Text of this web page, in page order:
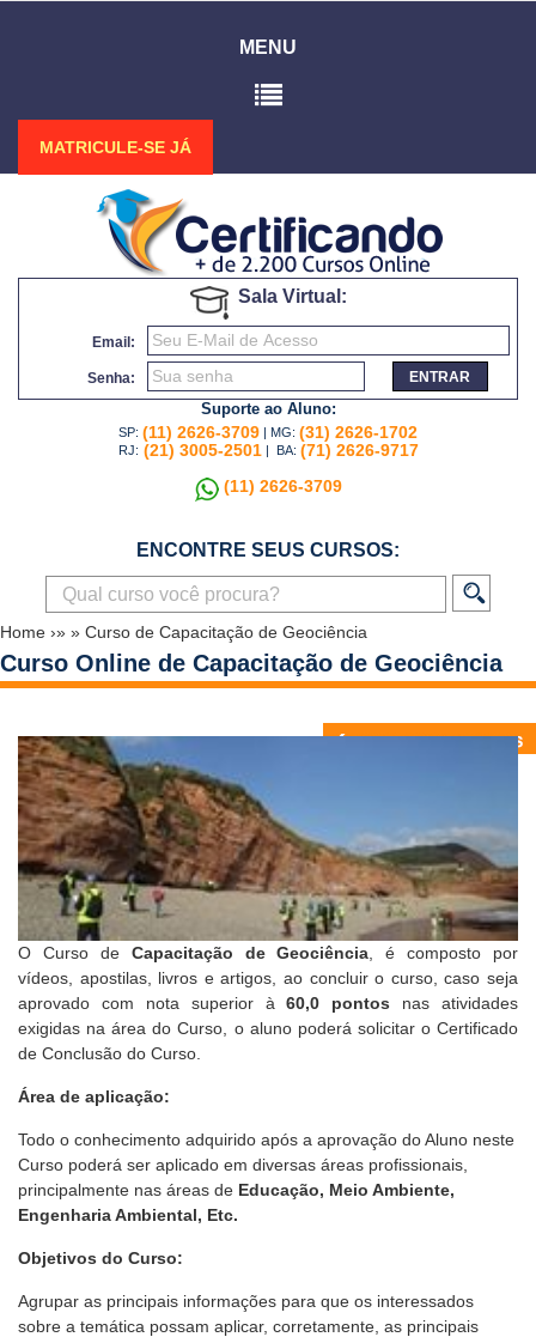
MENU
MATRICULE-SE JÁ
Sala Virtual:
Email:
Senha: ENTRAR
Suporte ao Aluno:
SP: (11) 2626-3709 | MG: (31) 2626-1702
RJ: (21) 3005-2501 | BA: (71) 2626-9717
(11) 2626-3709
ENCONTRE SEUS CURSOS:
Home ›» » Curso de Capacitação de Geociência
Curso Online de Capacitação de Geociência
O Curso de Capacitação de Geociência , é composto por
vídeos, apostilas, livros e artigos, ao concluir o curso, caso seja
aprovado com nota superior à60,0 pontos nas atividades
exigidas na área do Curso, o aluno poderá solicitar o Certificado
de Conclusão do Curso
Área de aplicação:
Todo o conhecimento adquirido após a aprovação do Aluno neste
Curso poderá ser aplicado em diversas áreas profissionais,
principalmente nas áreas de Educação, Meio Ambiente,
Engenharia Ambiental, Etc.
Objetivos do Curso:
Agrupar as principais informações para que os interessados
sobre a temática possam aplicar, corretamente, as principais